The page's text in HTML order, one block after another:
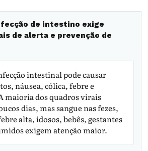
de intestino exige
de alerta e prevenção de
intestinal pode causar
náusea, cólica, febre e
maioria dos quadros virais
dias, mas sangue nas fezes,
alta, idosos, bebês, gestantes
exigem atenção maior.